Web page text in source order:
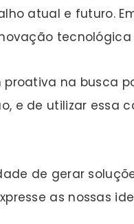
atual e futuro.
tecnológica
na busca
e de utilizar essa
de gerar
as nossas